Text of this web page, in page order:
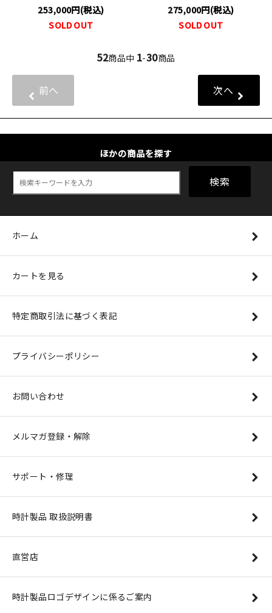
253,000円(税込)
SOLD OUT
275,000円(税込)
SOLD OUT
52商品中 1-30商品
前へ 次へ
ほかの商品を探す
検索
ホーム
カートを見る
特定商取引法に基づく表記
プライバシーポリシー
お問い合わせ
メルマガ登録・解除
サポート・修理
時計製品 取扱説明書
直営店
時計製品ロゴデザインに係るご案内